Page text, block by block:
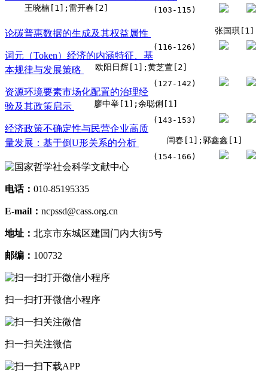
王晓楠[1];雷开春[2] (103-115)
论碳普惠数据的生成及其权益属性 张国琪[1]
(116-126)
词元（Token）经济的内涵特征、基
本规律与发展策略
欧阳日辉[1];黄芝萱[2]
(127-142)
资源环境要素市场化配置的治理经
验及其政策启示
廖中举[1];余聪俐[1]
(143-153)
经济政策不确定性与民营企业高质
量发展：基于倒U形关系的分析
闫春[1];郭鑫鑫[1]
(154-166)
电话： 010-85195335
E-mail： ncpssd@cass.org.cn
地址： 北京市东城区建国门内大街5号
邮编： 100732
扫一扫打开微信小程序
扫一扫关注微信